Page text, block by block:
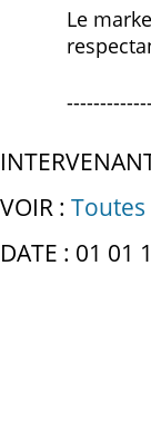
Le
VOIR : Toutes
DATE : 01 01